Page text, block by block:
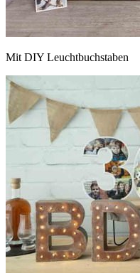
Mit DIY Leuchtbuchstaben